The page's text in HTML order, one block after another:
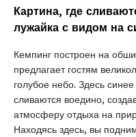
Картина, где
лужайка с видом на
Кемпинг построен на
предлагает гостям
голубое небо. Здесь
сливаются воедино,
атмосферу отдыха на
Находясь здесь, вы